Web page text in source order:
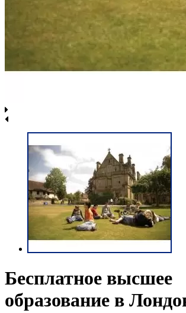
Бесплатное высшее
образование в